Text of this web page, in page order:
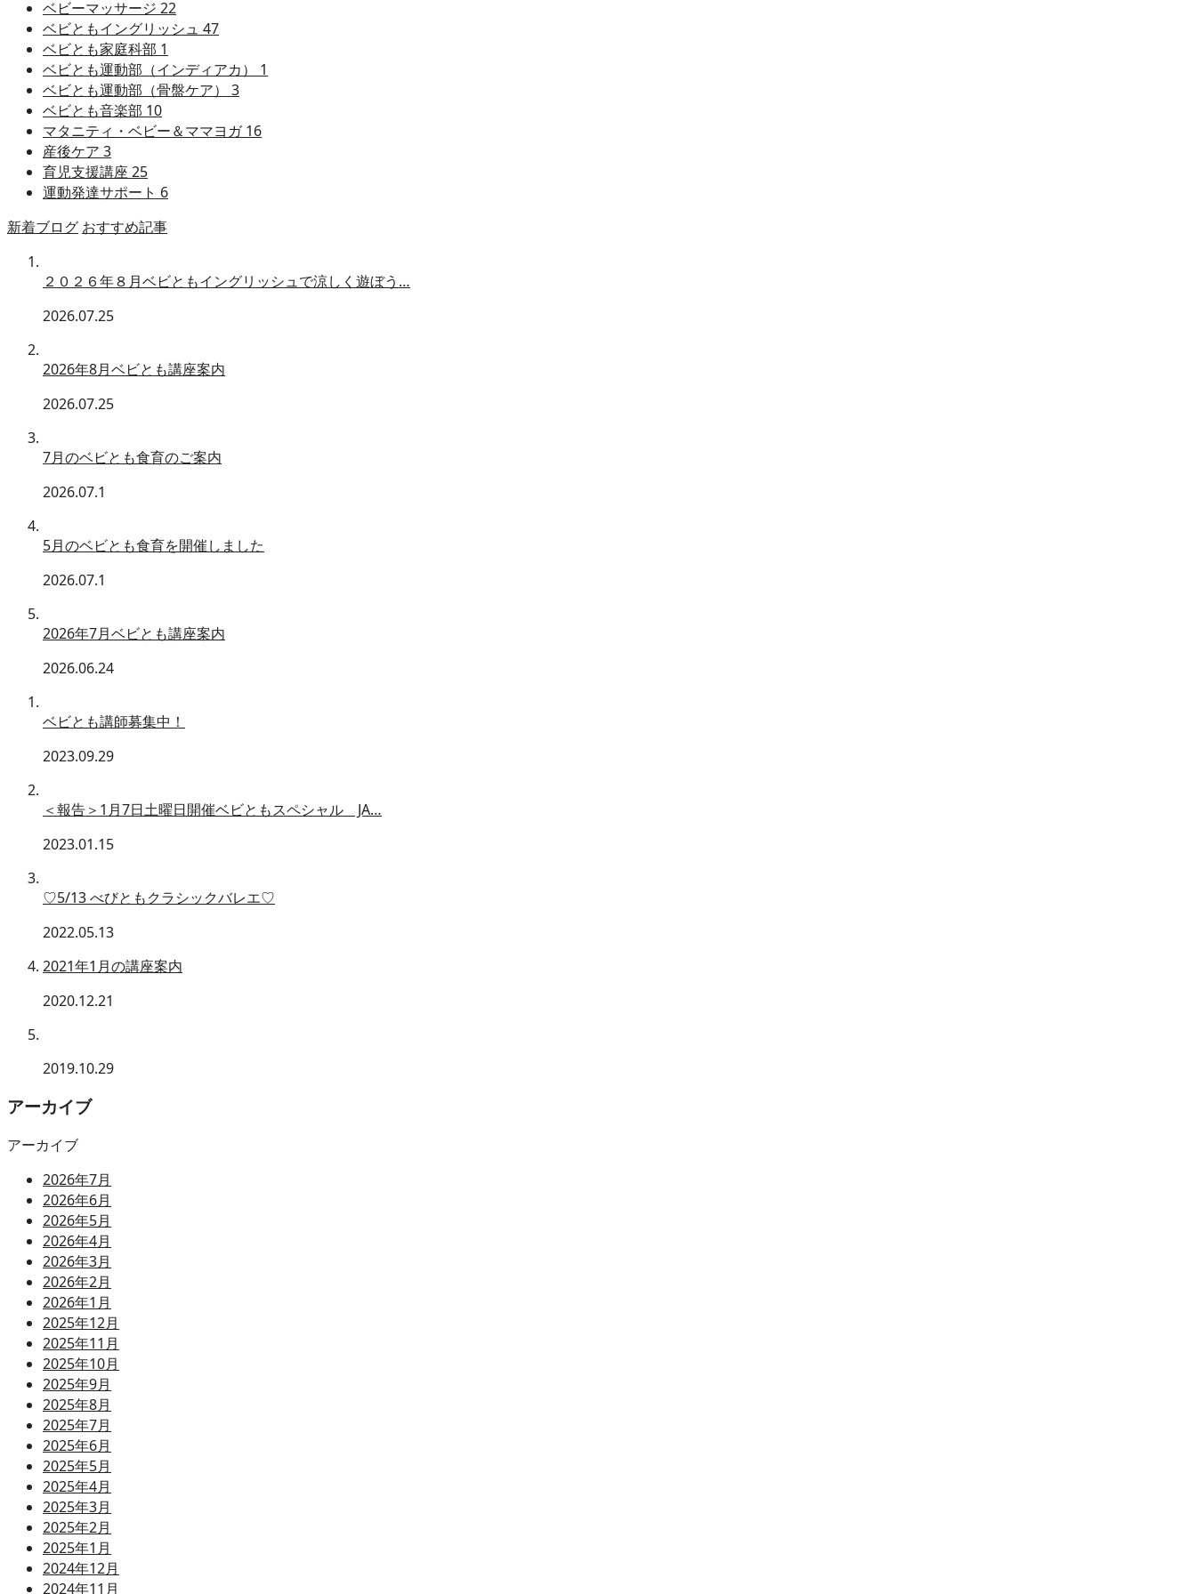
ベビーマッサージ 22
ベビともイングリッシュ 47
ベビとも家庭科部 1
ベビとも運動部（インディアカ） 1
ベビとも運動部（骨盤ケア） 3
ベビとも音楽部 10
マタニティ・ベビー＆ママヨガ16
産後ケア 3
育児支援講座 25
運動発達サポート 6
新着ブログ おすすめ記事
２０２６年８月ベビともイングリッシュで涼しく遊ぼう…
2026.07.25
2026年8月ベビとも講座案内
2026.07.25
7月のベビとも食育のご案内
2026.07.1
5月のベビとも食育を開催しました
2026.07.1
2026年7月ベビとも講座案内
2026.06.24
ベビとも講師募集中！
2023.09.29
＜報告＞1月7日土曜日開催ベビともスペシャル JA…
2023.01.15
♡5/13 べびともクラシックバレエ♡
2022.05.13
2021年1月の講座案内
2020.12.21
2019.10.29
アーカイブ
アーカイブ
2026年7月
2026年6月
2026年5月
2026年4月
2026年3月
2026年2月
2026年1月
2025年12月
2025年11月
2025年10月
2025年9月
2025年8月
2025年7月
2025年6月
2025年5月
2025年4月
2025年3月
2025年2月
2025年1月
2024年12月
2024年11月